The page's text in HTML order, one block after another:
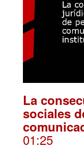
La
sociales
01:25